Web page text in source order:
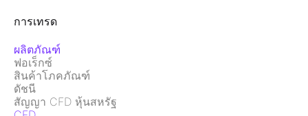
การเทรด
ผลิตภัณฑ์
ฟอเร็กซ์
สินค้าโภคภัณฑ์
ดัชนี
สัญญา CFD หุ้นสหรัฐ